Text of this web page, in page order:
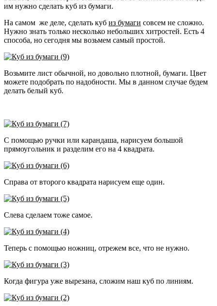
им нужно сделать куб из бумаги.
На самом же деле, сделать куб из бумаги совсем не сложно.
Нужно знать только несколько небольших хитростей. Есть 4
способа, но сегодня мы возьмем самый простой.
Возьмите лист обычной, но довольно плотной, бумаги. Цвет
можете подобрать по надобности. Мы в данном случае будем
делать белый куб.
С помощью ручки или карандаша, нарисуем большой
прямоугольник и разделим его на 4 квадрата.
Справа от второго квадрата нарисуем еще один.
Слева сделаем тоже самое.
Теперь с помощью ножниц, отрежем все, что не нужно.
Когда фигура уже вырезана, сложим наш куб по линиям.